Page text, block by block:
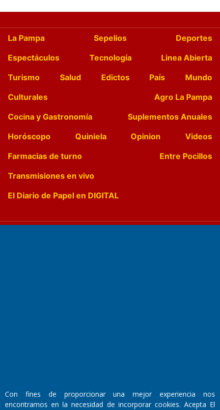
La Pampa Sepelios
Deportes
Espectáculos
Tecnología
Linea Abierta
Turismo
Salud Edictos País
Mundo
Culturales
Agro La Pampa
Cocina y Gastronomía
Suplementos Anuales
Horóscopo
Quiniela Opinion
Videos
Farmacias de turno
Entre Pocillos
Transmisiones en vivo
El Diario de Papel en DIGITAL
Walter René Goñi
Con fines de proporcionar una mejor experiencia nos
encontramos en la necesidad de incorporar cookies. Acepta El